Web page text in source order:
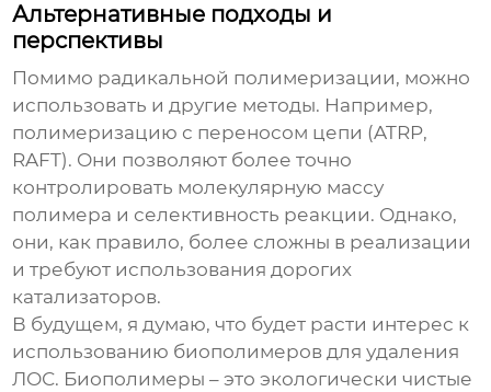
Альтернативные подходы и
перспективы
Помимо радикальной полимеризации, можно
использовать и другие методы. Например,
полимеризацию с переносом цепи (ATRP,
RAFT). Они позволяют более точно
контролировать молекулярную массу
полимера и селективность реакции. Однако,
они, как правило, более сложны в реализации
и требуют использования дорогих
катализаторов.
В будущем, я думаю, что будет расти интерес к
использованию биополимеров для удаления
ЛОС. Биополимеры – это экологически чистые